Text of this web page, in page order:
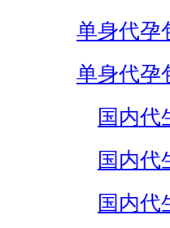
单身代孕
单身代孕
国内代
国内代
国内代